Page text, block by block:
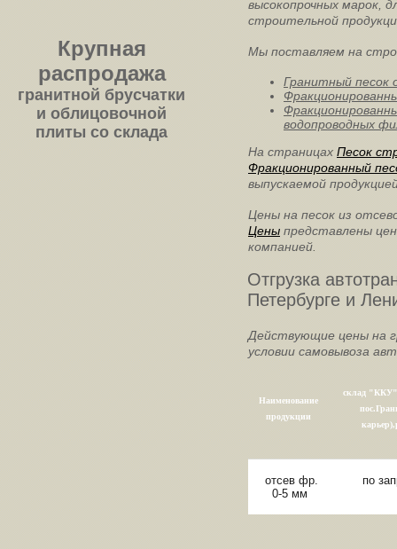
высокопрочных марок,
строительной
Мы поставляем на
Гранитный песок
водопроводных
На страницахПесок
Фракционированный
выпускаемой
Цены на песок из
Ценыпредставлены
компанией.
Отгрузка
Петербурге и
Действующие цены на
условии самовывоза
Наименование
продукции
склад
карьер),
отсев фр.
0-5 мм
по
Крупная
распродажа
гранитной брусчатки
и облицовочной
плиты со склада